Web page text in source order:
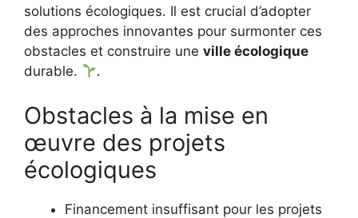
solutions écologiques. Il est crucial d’adopter
des approches innovantes pour surmonter ces
obstacles et construire une ville écologique
durable.
.
Obstacles à la mise en
œuvre des projets
écologiques
Financement insuffisant pour les projets